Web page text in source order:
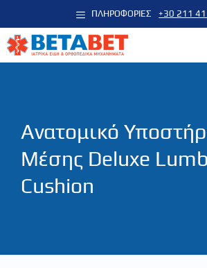
σε
περιεχόμενο
+30 211
ΠΛΗΡΟΦΟΡΙΕΣ
Ανατομικό
Μέσης Deluxe
Cushion